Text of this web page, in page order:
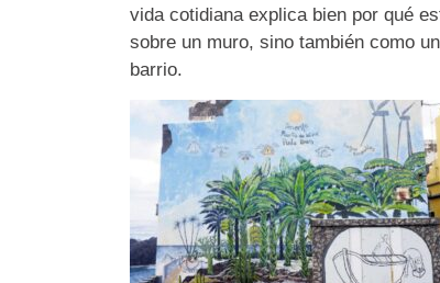
vida cotidiana explica bien por qué
sobre un muro, sino también como
barrio.